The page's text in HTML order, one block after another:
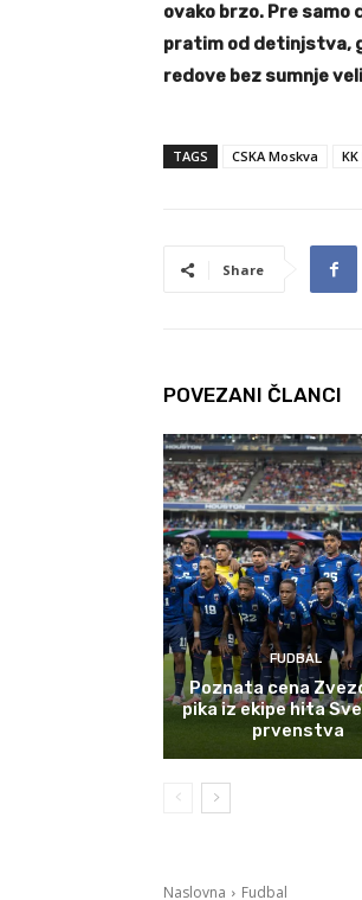
ovako brzo. Pre samo
pratim od detinjstva,
redove bez sumnje
TAGS CSKA Moskva
Share
POVEZANI ČLANCI
FUDBAL
Poznata cena
pika iz ekipe hita
prvenstva